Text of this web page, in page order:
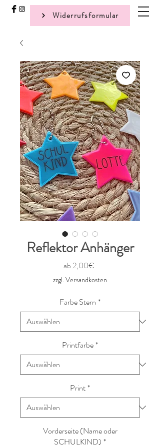
Widerrufsformular
Reflektor Anhänger
ab 2,00€Sale-
Preis
zzgl. Versandkosten
Farbe Stern *
Printfarbe*
Print*
Vorderseite (Name oder
SCHULKIND) *